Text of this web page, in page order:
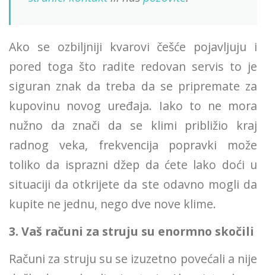
Ako se ozbiljniji kvarovi češće pojavljuju i
pored toga što radite redovan servis to je
siguran znak da treba da se pripremate za
kupovinu novog uređaja. Iako to ne mora
nužno da znači da se klimi približio kraj
radnog veka, frekvencija popravki može
toliko da isprazni džep da ćete lako doći u
situaciji da otkrijete da ste odavno mogli da
kupite ne jednu, nego dve nove klime.
3. Vaš računi za struju su enormno skočili
Računi za struju su se izuzetno povećali a nije